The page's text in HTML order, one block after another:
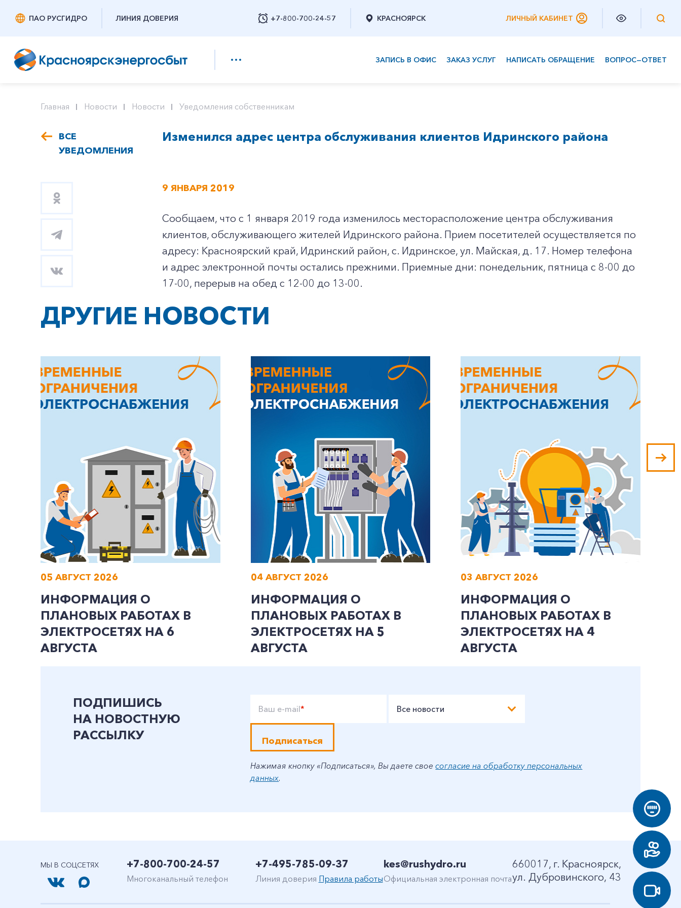
ПАО РУСГИДРО ЛИНИЯ ДОВЕРИЯ +7-800-700-24-57
Заказать обратный звонок
КРАСНОЯРСК ЛИЧНЫЙ КАБИНЕТ
ЗАПИСЬ В ОФИС ЗАКАЗ УСЛУГ НАПИСАТЬ ОБРАЩЕНИЕ ВОПРОС—ОТВЕТ
+7-800-700-24-57
Заказать обратный звонок
Частным клиентам
Корпоративным клиентам
Главная Новости Новости Уведомления собственникам
ВСЕ
УВЕДОМЛЕНИЯ
Изменился адрес центра обслуживания клиентов Идринского района
9 ЯНВАРЯ 2019
Сообщаем, что с 1 января 2019 года изменилось месторасположение центра обслуживания
клиентов, обслуживающего жителей Идринского района. Прием посетителей осуществляется по
адресу: Красноярский край, Идринский район, с. Идринское, ул. Майская, д. 17. Номер телефона
и адрес электронной почты остались прежними. Приемные дни: понедельник, пятница с 8-00 до
17-00, перерыв на обед с 12-00 до 13-00.
ДРУГИЕ НОВОСТИ
05 АВГУСТ 2026
ИНФОРМАЦИЯ О
ПЛАНОВЫХ РАБОТАХ В
ЭЛЕКТРОСЕТЯХ НА 6
АВГУСТА
04 АВГУСТ 2026
ИНФОРМАЦИЯ О
ПЛАНОВЫХ РАБОТАХ В
ЭЛЕКТРОСЕТЯХ НА 5
АВГУСТА
03 АВГУСТ 2026
ИНФОРМАЦИЯ О
ПЛАНОВЫХ РАБОТАХ В
ЭЛЕКТРОСЕТЯХ НА 4
АВГУСТА
ПОДПИШИСЬ
НА НОВОСТНУЮ
РАССЫЛКУ
Ваш e-mail* Все новости
Подписаться
Нажимая кнопку «Подписаться», Вы даете своесогласие на обработку персональных
данных.
МЫ В СОЦСЕТЯХ +7-800-700-24-57
Многоканальный телефон
+7-495-785-09-37
Линия доверия Правила работы
kes@rushydro.ru
Официальная электронная почта
660017, г. Красноярск,
ул. Дубровинского, 43